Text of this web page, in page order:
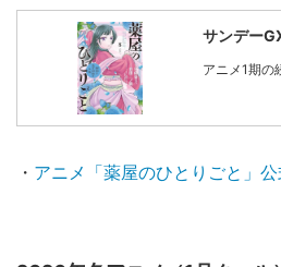
サンデー
アニメ1期の
・ アニメ「薬屋のひとりごと」公